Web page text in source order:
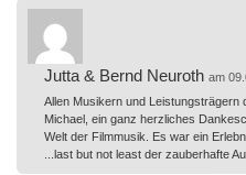
Jutta & Bernd Neuroth am
Allen Musikern und Leistungsträgern
Michael, ein ganz herzliches
Welt der Filmmusik. Es war ein
...last but not least der zauberhafte